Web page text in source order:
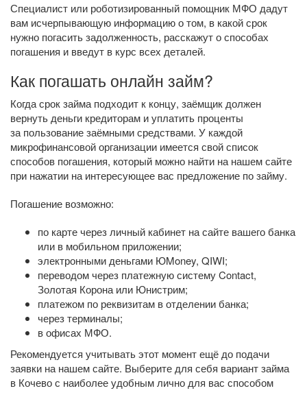
Специалист или роботизированный помощник МФО дадут
вам исчерпывающую информацию о том, в какой срок
нужно погасить задолженность, расскажут о способах
погашения и введут в курс всех деталей.
Как погашать онлайн займ?
Когда срок займа подходит к концу, заёмщик должен
вернуть деньги кредиторам и уплатить проценты
за пользование заёмными средствами. У каждой
микрофинансовой организации имеется свой список
способов погашения, который можно найти на нашем сайте
при нажатии на интересующее вас предложение по займу.
Погашение возможно:
по карте через личный кабинет на сайте вашего банка
или в мобильном приложении;
электронными деньгами ЮMoney, QIWI;
переводом через платежную систему Contact,
Золотая Корона или Юнистрим;
платежом по реквизитам в отделении банка;
через терминалы;
в офисах МФО.
Рекомендуется учитывать этот момент ещё до подачи
заявки на нашем сайте. Выберите для себя вариант займа
в Кочево с наиболее удобным лично для вас способом